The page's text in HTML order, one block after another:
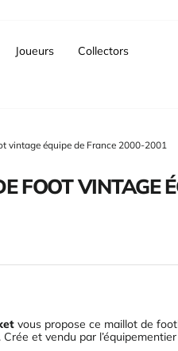
Joueurs
Collectors
vintage équipe de France 2000-2001
FOOT VINTAGE
vous propose ce maillot de
. Crée et vendu par l’équipementier